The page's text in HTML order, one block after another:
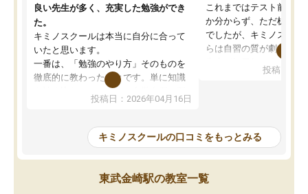
良い先生が多く、充実した勉強ができ
た。
キミノスクールは本当に自分に合って
いたと思います。
一番は、「勉強のやり方」そのものを
徹底的に教わったことです。単に知識
を詰め込むのではなく、自学自習の習
慣が身につくよう並走してくれるの
はなくなりました。
講師の方との距離も近く、親身なコー
チングのおかげで、停滞期もモチベー
ションを維持できました。「やらされ
投稿日：2026年04月16日
これまではテスト前に何
か分からず、ただ机に座
でしたが、キミノスクー
らは自習の質が劇的に変
を明確にしてくれるの
の仕方をコーチングして
ルなので、家での学習習
身につきました。結果と
た英語の偏差値が10以上
していた公立高校に無事
投稿日：
キミノスクールの口コミをもっとみる
東武金崎駅の教室一覧